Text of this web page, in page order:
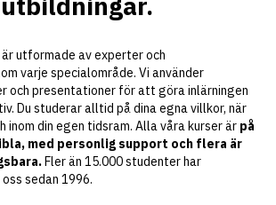
utformade av experter och
varje specialområde. Vi använder
och presentationer för att göra inlärningen
Du studerar alltid på dina egna villkor, när
inom din egen tidsram. Alla våra kurser är på
med personlig support och flera är
Fler än 15.000 studenter har
sedan 1996.